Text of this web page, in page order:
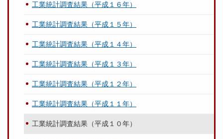
工業統計調査結果（平成１６年）
工業統計調査結果（平成１５年）
工業統計調査結果（平成１４年）
工業統計調査結果（平成１３年）
工業統計調査結果（平成１２年）
工業統計調査結果（平成１１年）
工業統計調査結果（平成１０年）